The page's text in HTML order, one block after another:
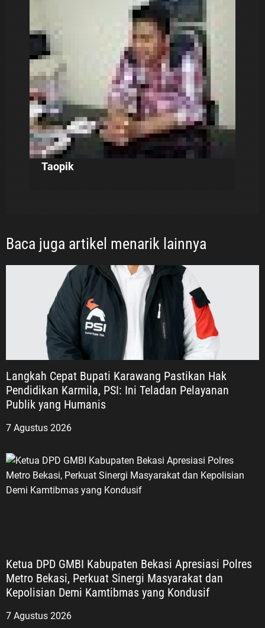
Taopik
Baca juga artikel menarik lainnya
Langkah Cepat Bupati Karawang Pastikan Hak
Pendidikan Karmila, PSI: Ini Teladan Pelayanan
Publik yang Humanis
7 Agustus 2026
Ketua DPD GMBI Kabupaten Bekasi Apresiasi Polres
Metro Bekasi, Perkuat Sinergi Masyarakat dan
Kepolisian Demi Kamtibmas yang Kondusif
7 Agustus 2026